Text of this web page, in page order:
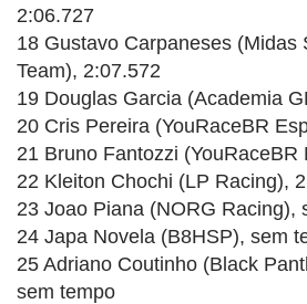
2:06.727
18 Gustavo Carpaneses (Midas
Team), 2:07.572
19 Douglas Garcia (Academia
20 Cris Pereira (YouRaceBR
21 Bruno Fantozzi (YouRaceBR
22 Kleiton Chochi (LP Racing),
23 Joao Piana (NORG Racing),
24 Japa Novela (B8HSP), sem
25 Adriano Coutinho (Black
sem tempo